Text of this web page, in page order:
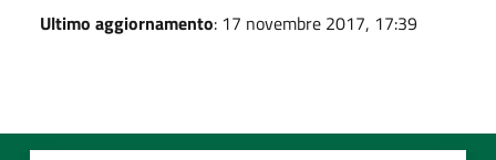
Ultimo aggiornamento: 17 novembre 2017, 17:39